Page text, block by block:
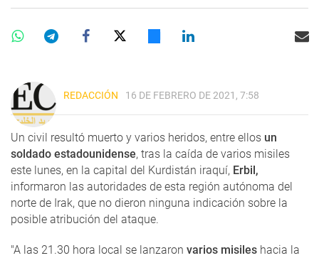
REDACCIÓN 16 DE FEBRERO DE 2021, 7:58
Un civil resultó muerto y varios heridos, entre ellos un
soldado estadounidense, tras la caída de varios misiles
este lunes, en la capital del Kurdistán iraquí, Erbil,
informaron las autoridades de esta región autónoma del
norte de Irak, que no dieron ninguna indicación sobre la
posible atribución del ataque.
"A las 21.30 hora local se lanzaron varios misiles hacia la